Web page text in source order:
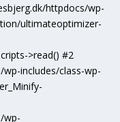
httpdocs/wp-
ultimateoptimizer-
>read() #2
includes/class-wp-
wp-